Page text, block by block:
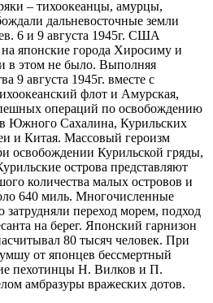
– тихоокеанцы, амурцы,
дальневосточные земли
6 и 9 августа 1945г. США
японские города Хиросиму и
в этом не было. Выполняя
9 августа 1945г. вместе с
флот и Амурская,
операций по освобождению
Южного Сахалина, Курильских
и Китая. Массовый героизм
освобождении Курильской гряды,
острова представляют
количества малых островов и
640 миль. Многочисленные
переход морем, подход
на берег. Японский гарнизон
80 тысяч человек. При
от японцев бессмертный
пехотинцы Н. Вилков и П.
амбразуры вражеских дотов.